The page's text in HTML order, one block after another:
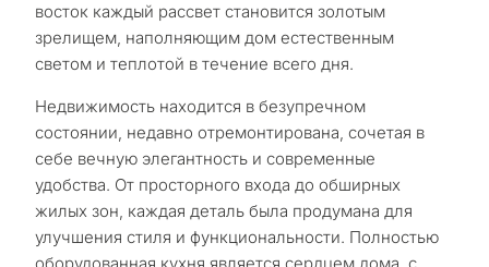
восток каждый рассвет становится золотым
зрелищем, наполняющим дом естественным
светом и теплотой в течение всего дня.
Недвижимость находится в безупречном
состоянии, недавно отремонтирована, сочетая в
себе вечную элегантность и современные
удобства. От просторного входа до обширных
жилых зон, каждая деталь была продумана для
улучшения стиля и функциональности. Полностью